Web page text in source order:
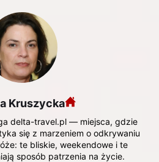
Kruszycka
delta-travel.pl — miejsca, gdzie
się z marzeniem o odkrywaniu
te bliskie, weekendowe i te
sposób patrzenia na życie.